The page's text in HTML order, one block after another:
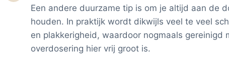
Een andere duurzame tip is om je altijd aan de
houden. In praktijk wordt dikwijls veel te veel
en plakkerigheid, waardoor nogmaals
overdosering hier vrij groot is.